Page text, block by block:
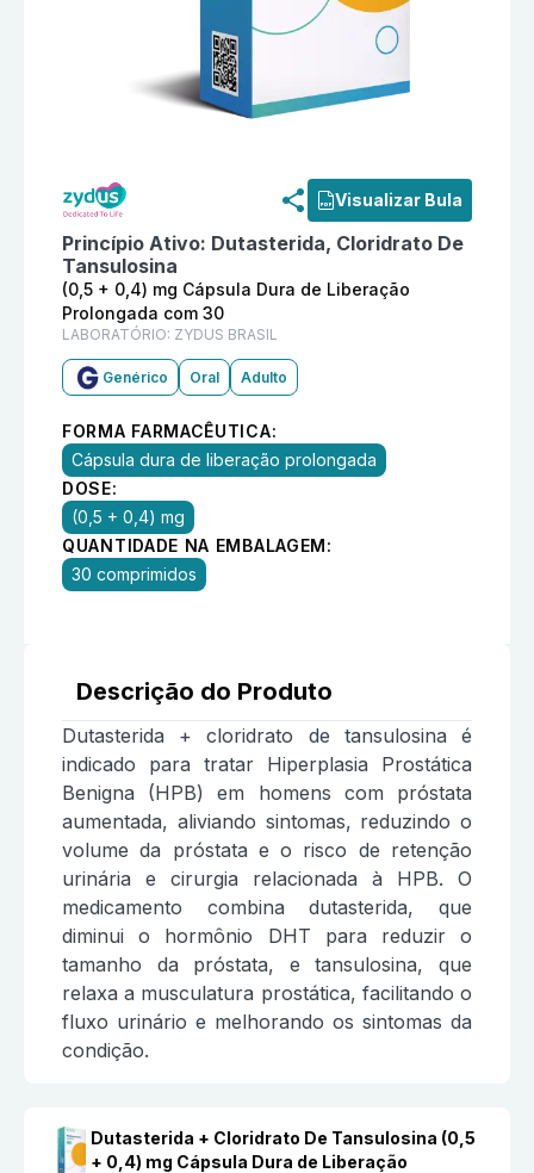
Visualizar Bula
Princípio Ativo: Dutasterida, Cloridrato De
Tansulosina
(0,5 + 0,4) mg Cápsula Dura de Liberação
Prolongada com 30
LABORATÓRIO: ZYDUS BRASIL
Genérico Oral Adulto
FORMA FARMACÊUTICA:
Cápsula dura de liberação prolongada
DOSE:
(0,5 + 0,4) mg
QUANTIDADE NA EMBALAGEM:
30 comprimidos
Descrição do Produto
Dutasterida + cloridrato de tansulosina é
indicado para tratar Hiperplasia Prostática
Benigna (HPB) em homens com próstata
aumentada, aliviando sintomas, reduzindo o
volume da próstata e o risco de retenção
urinária e cirurgia relacionada à HPB. O
medicamento combina dutasterida, que
diminui o hormônio DHT para reduzir o
tamanho da próstata, e tansulosina, que
relaxa a musculatura prostática, facilitando o
fluxo urinário e melhorando os sintomas da
condição.
Dutasterida + Cloridrato De Tansulosina (0,5
+ 0,4) mg Cápsula Dura de Liberação